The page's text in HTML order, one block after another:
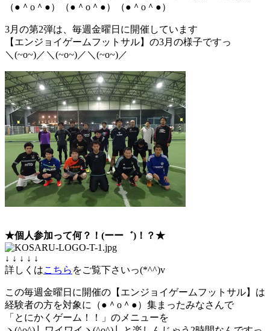
（●＾o＾●）（●＾o＾●）（●＾o＾●）
3月の第2弾は、毎週金曜日に開催しています
【エンジョイゲームフットサル】の3月の様子ですっ
＼(~o~)／＼(~o~)／＼(~o~)／
★個人参加って何？！(ーー゛)！？★
↓ ↓ ↓ ↓ ↓
詳しくはこちら をご覧下さいっ(*^^)v
この毎週金曜日に開催の【エンジョイゲームフットサル】は
経験者の方を対象に（●＾o＾●）集まったみなさんで
「とにかくゲーム！！」のメニューを